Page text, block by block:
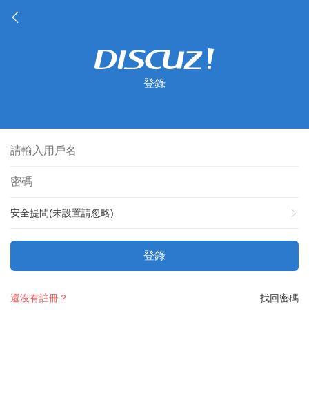
登錄
安全提問(未設置請忽略)
登錄
找回密碼
還沒有註冊？